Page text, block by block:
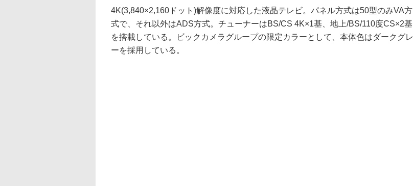
4K(3,840×2,160ドット)解像度に対応した液晶テレビ。パネル方式は50型のみVA方
式で、それ以外はADS方式。チューナーはBS/CS 4K×1基、地上/BS/110度CS×2基
を搭載している。ビックカメラグループの限定カラーとして、本体色はダークグレ
ーを採用している。